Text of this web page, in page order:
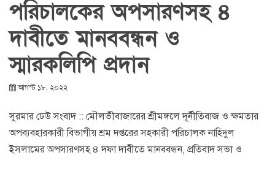
পরিচালকের অপসারণসহ ৪
দাবীতে মানববন্ধন ও
স্মারকলিপি প্রদান
আগস্ট ১৮, ২০২২
সুরমার ঢেউ সংবাদ :: মৌলভীবাজারের শ্রীমঙ্গলে দূর্নীতিবাজ ও ক্ষমতার
অপব্যবহারকারী বিভাগীয় শ্রম দপ্তরের সহকারী পরিচালক নাহিদুল
ইসলামের অপসারণসহ ৪ দফা দাবীতে মানববন্ধন, প্রতিবাদ সভা ও